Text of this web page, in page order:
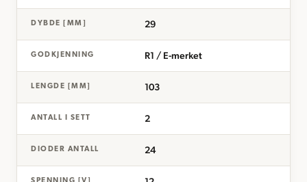
DYBDE [MM] 29
GODKJENNING R1 / E-merket
LENGDE [MM] 103
ANTALL I SETT 2
DIODER ANTALL 24